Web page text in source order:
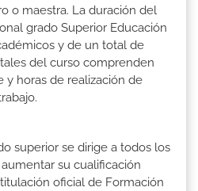
o maestra. La duración del
grado Superior Educación
y de un total de
del curso comprenden
y horas de realización de
superior se dirige a todos los
su cualificación
oficial de Formación